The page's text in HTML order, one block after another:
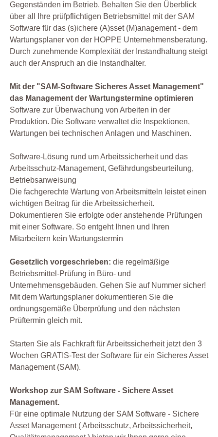
Gegenständen im Betrieb. Behalten Sie den Überblick
über all Ihre prüfpflichtigen Betriebsmittel mit der SAM
Software für das (s)ichere (A)sset (M)anagement - dem
Wartungsplaner von der HOPPE Unternehmensberatung.
Durch zunehmende Komplexität der Instandhaltung steigt
auch der Anspruch an die Instandhalter.
Mit der "SAM-Software Sicheres Asset Management"
das Management der Wartungstermine optimieren
Software zur Überwachung von Arbeiten in der
Produktion. Die Software verwaltet die Inspektionen,
Wartungen bei technischen Anlagen und Maschinen.
Software-Lösung rund um Arbeitssicherheit und das
Arbeitsschutz-Management, Gefährdungsbeurteilung,
Betriebsanweisung
Die fachgerechte Wartung von Arbeitsmitteln leistet einen
wichtigen Beitrag für die Arbeitssicherheit.
Dokumentieren Sie erfolgte oder anstehende Prüfungen
mit einer Software. So entgeht Ihnen und Ihren
Mitarbeitern kein Wartungstermin
Gesetzlich vorgeschrieben: die regelmäßige
Betriebsmittel-Prüfung in Büro- und
Unternehmensgebäuden. Gehen Sie auf Nummer sicher!
Mit dem Wartungsplaner dokumentieren Sie die
ordnungsgemäße Überprüfung und den nächsten
Prüftermin gleich mit.
Starten Sie als Fachkraft für Arbeitssicherheit jetzt den 3
Wochen GRATIS-Test der Software für ein Sicheres Asset
Management (SAM).
Workshop zur SAM Software - Sichere Asset
Management.
Für eine optimale Nutzung der SAM Software - Sichere
Asset Management ( Arbeitsschutz, Arbeitssicherheit,